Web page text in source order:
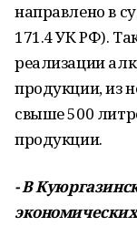
направлено в
171.4 УК РФ).
реализации
продукции, из
свыше 500
продукции.
- В